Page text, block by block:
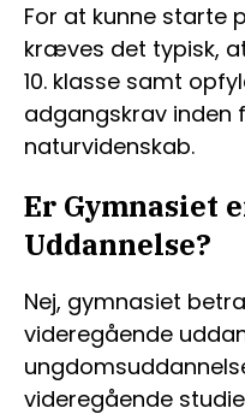
For at kunne starte
kræves det typisk,
10. klasse samt
adgangskrav inden
naturvidenskab.
Er Gymnasiet
Uddannelse?
Nej, gymnasiet
videregående
videregående